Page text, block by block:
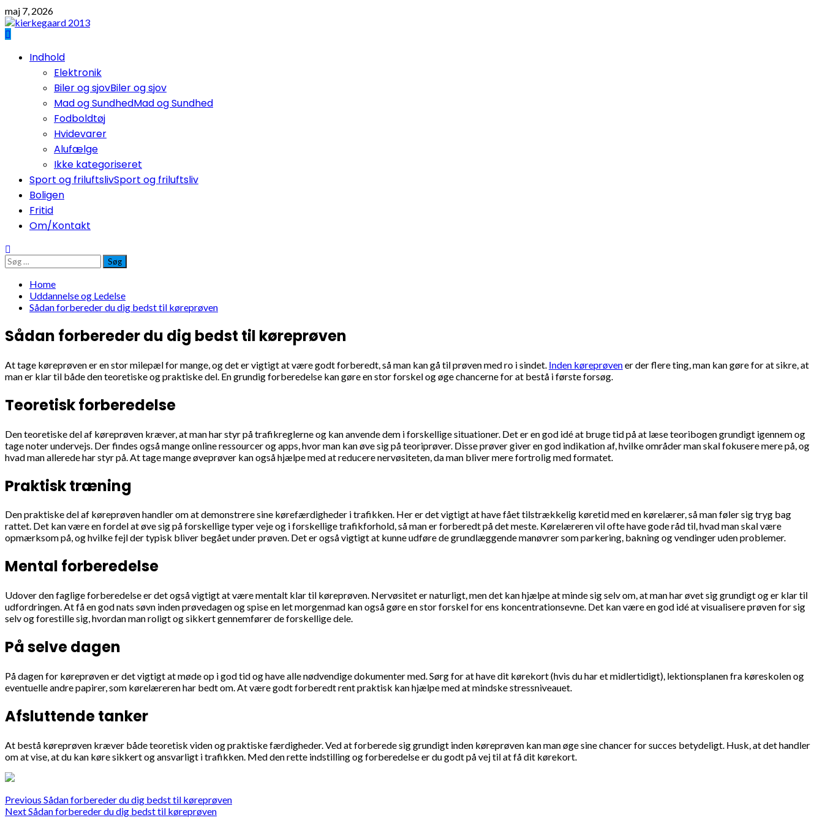
Skip
to
content
maj 7, 2026
PrimaryIndhold
Elektronik
Biler og sjovBiler og sjov
Mad og SundhedMad og Sundhed
Fodboldtøj
Hvidevarer
Alufælge
Ikke kategoriseret
Sport og friluftslivSport og friluftsliv
Boligen
Fritid
Om/Kontakt
Søg
efter:
Home
Uddannelse og Ledelse
Sådan forbereder du dig bedst til køreprøven
Sådan forbereder du dig bedst til køreprøven
At tage køreprøven er en stor milepæl for mange, og det er vigtigt at være godt forberedt, så man kan gå til prøven med ro i sindet. Inden køreprøvener der flere ting, man kan gøre for at sikre, at
man er klar til både den teoretiske og praktiske del. En grundig forberedelse kan gøre en stor forskel og øge chancerne for at bestå i første forsøg.
Teoretisk forberedelse
Den teoretiske del af køreprøven kræver, at man har styr på trafikreglerne og kan anvende dem i forskellige situationer. Det er en god idé at bruge tid på at læse teoribogen grundigt igennem og
tage noter undervejs. Der findes også mange online ressourcer og apps, hvor man kan øve sig på teoriprøver. Disse prøver giver en god indikation af, hvilke områder man skal fokusere mere på, og
hvad man allerede har styr på. At tage mange øveprøver kan også hjælpe med at reducere nervøsiteten, da man bliver mere fortrolig med formatet.
Praktisk træning
Den praktiske del af køreprøven handler om at demonstrere sine kørefærdigheder i trafikken. Her er det vigtigt at have fået tilstrækkelig køretid med en kørelærer, så man føler sig tryg bag
rattet. Det kan være en fordel at øve sig på forskellige typer veje og i forskellige trafikforhold, så man er forberedt på det meste. Kørelæreren vil ofte have gode råd til, hvad man skal være
opmærksom på, og hvilke fejl der typisk bliver begået under prøven. Det er også vigtigt at kunne udføre de grundlæggende manøvrer som parkering, bakning og vendinger uden problemer.
Mental forberedelse
Udover den faglige forberedelse er det også vigtigt at være mentalt klar til køreprøven. Nervøsitet er naturligt, men det kan hjælpe at minde sig selv om, at man har øvet sig grundigt og er klar til
udfordringen. At få en god nats søvn inden prøvedagen og spise en let morgenmad kan også gøre en stor forskel for ens koncentrationsevne. Det kan være en god idé at visualisere prøven for sig
selv og forestille sig, hvordan man roligt og sikkert gennemfører de forskellige dele.
På selve dagen
På dagen for køreprøven er det vigtigt at møde op i god tid og have alle nødvendige dokumenter med. Sørg for at have dit kørekort (hvis du har et midlertidigt), lektionsplanen fra køreskolen og
eventuelle andre papirer, som kørelæreren har bedt om. At være godt forberedt rent praktisk kan hjælpe med at mindske stressniveauet.
Afsluttende tanker
At bestå køreprøven kræver både teoretisk viden og praktiske færdigheder. Ved at forberede sig grundigt inden køreprøven kan man øge sine chancer for succes betydeligt. Husk, at det handler
om at vise, at du kan køre sikkert og ansvarligt i trafikken. Med den rette indstilling og forberedelse er du godt på vej til at få dit kørekort.
Continue
Previous Sådan forbereder du dig bedst til køreprøven
NextSådan forbereder du dig bedst til køreprøven